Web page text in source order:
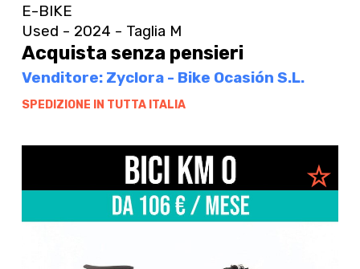
E-BIKE
Used - 2024 - Taglia M
Acquista senza pensieri
Venditore: Zyclora - Bike Ocasión S.L.
SPEDIZIONE IN TUTTA ITALIA